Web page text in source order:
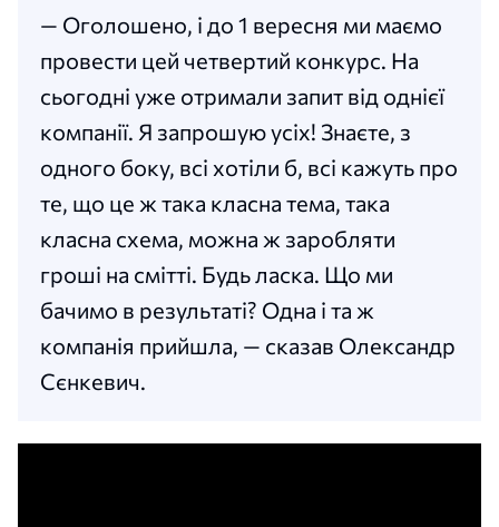
— Оголошено, і до 1 вересня ми маємо
провести цей четвертий конкурс. На
сьогодні уже отримали запит від однієї
компанії. Я запрошую усіх! Знаєте, з
одного боку, всі хотіли б, всі кажуть про
те, що це ж така класна тема, така
класна схема, можна ж заробляти
гроші на смітті. Будь ласка. Що ми
бачимо в результаті? Одна і та ж
компанія прийшла, — сказав Олександр
Сєнкевич.